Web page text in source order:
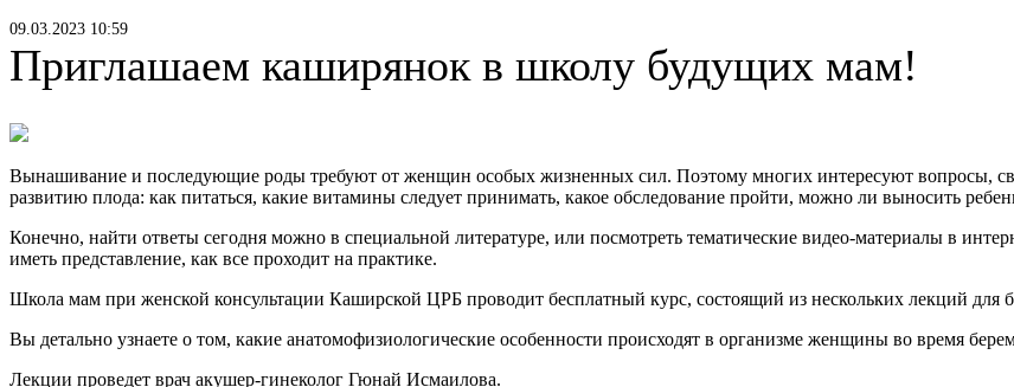
09.03.2023 10:59
Приглашаем каширянок в школу будущих мам!
Вынашивание и последующие роды требуют от женщин особых жизненных сил. Поэтому многих интересуют вопросы,
развитию плода: как питаться, какие витамины следует принимать, какое обследование пройти, можно ли выносить
Конечно, найти ответы сегодня можно в специальной литературе, или посмотреть тематические видео-материалы в
иметь представление, как все проходит на практике.
Школа мам при женской консультации Каширской ЦРБ проводит бесплатный курс, состоящий из нескольких лекций
Вы детально узнаете о том, какие анатомофизиологические особенности происходят в организме женщины во время
Лекции проведет врач акушер-гинеколог Гюнай Исмаилова.